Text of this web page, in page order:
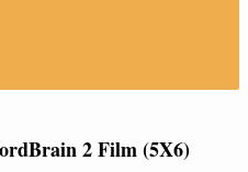
2 Film (5X6)